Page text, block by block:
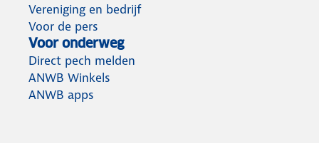
Vereniging en bedrijf
Voor de pers
Voor onderweg
Direct pech melden
ANWB Winkels
ANWB apps